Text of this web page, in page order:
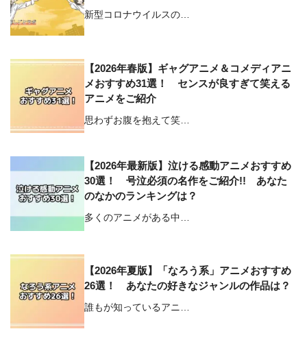
新型コロナウイルスの…
【2026年春版】ギャグアニメ＆コメディアニ
メおすすめ31選！ センスが良すぎて笑える
アニメをご紹介
思わずお腹を抱えて笑…
【2026年最新版】泣ける感動アニメおすすめ
30選！ 号泣必須の名作をご紹介!! あなた
のなかのランキングは？
多くのアニメがある中…
【2026年夏版】「なろう系」アニメおすすめ
26選！ あなたの好きなジャンルの作品は？
誰もが知っているアニ…